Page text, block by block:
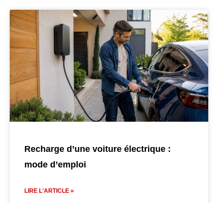
Recharge d’une voiture électrique :
mode d’emploi
LIRE L'ARTICLE »